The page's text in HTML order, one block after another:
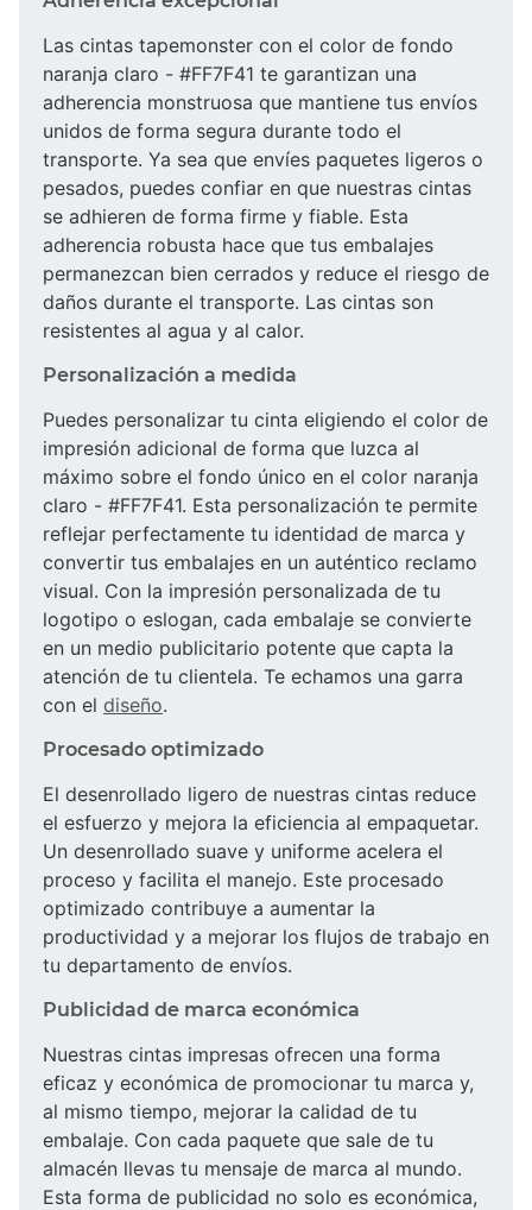
Las cintas tapemonster con el color de fondo
naranja claro - #FF7F41 te garantizan una
adherencia monstruosa que mantiene tus envíos
unidos de forma segura durante todo el
transporte. Ya sea que envíes paquetes ligeros o
pesados, puedes confiar en que nuestras cintas
se adhieren de forma firme y fiable. Esta
adherencia robusta hace que tus embalajes
permanezcan bien cerrados y reduce el riesgo de
daños durante el transporte. Las cintas son
resistentes al agua y al calor.
Personalización a medida
Puedes personalizar tu cinta eligiendo el color de
impresión adicional de forma que luzca al
máximo sobre el fondo único en el color naranja
claro - #FF7F41. Esta personalización te permite
reflejar perfectamente tu identidad de marca y
convertir tus embalajes en un auténtico reclamo
visual. Con la impresión personalizada de tu
logotipo o eslogan, cada embalaje se convierte
en un medio publicitario potente que capta la
atención de tu clientela. Te echamos una garra
con el diseño.
Procesado optimizado
El desenrollado ligero de nuestras cintas reduce
el esfuerzo y mejora la eficiencia al empaquetar.
Un desenrollado suave y uniforme acelera el
proceso y facilita el manejo. Este procesado
optimizado contribuye a aumentar la
productividad y a mejorar los flujos de trabajo en
tu departamento de envíos.
Publicidad de marca económica
Nuestras cintas impresas ofrecen una forma
eficaz y económica de promocionar tu marca y,
al mismo tiempo, mejorar la calidad de tu
embalaje. Con cada paquete que sale de tu
almacén llevas tu mensaje de marca al mundo.
Esta forma de publicidad no solo es económica,